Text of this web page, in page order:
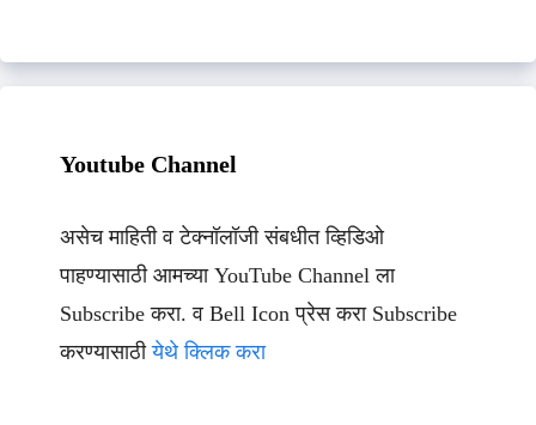
Youtube Channel
असेच माहिती व टेक्नॉलॉजी संबधीत व्हिडिओ
पाहण्यासाठी आमच्या YouTube Channel ला
Subscribe करा. व Bell Icon प्रेस करा Subscribe
करण्यासाठीयेथे क्लिक करा